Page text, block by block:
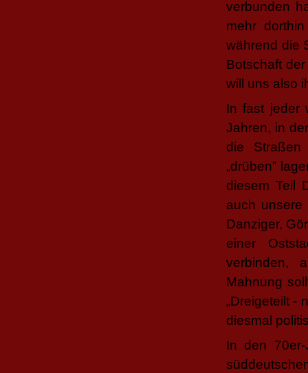
verbunden
mehr
während die
Botschaft
will uns also
In fast jeder
Jahren, in
die Straßen
„drüben”
diesem Teil
auch unsere
Danziger,
einer
verbinden,
Mahnung
„Dreigeteilt -
diesmal
In den